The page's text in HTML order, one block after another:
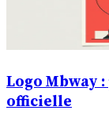
Logo Mbway
officielle